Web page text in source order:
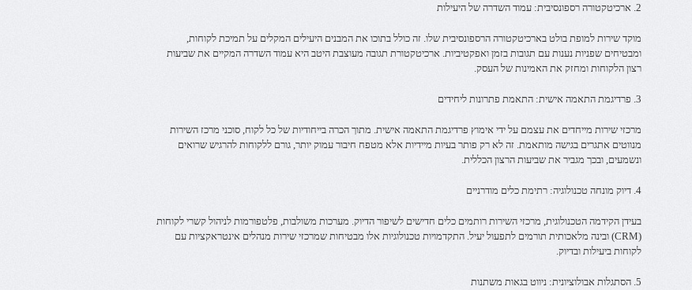
2. ארכיטקטורה רספונסיבית: עמוד השדרה של היעילות
מוקד שירות למופת בולט בארכיטקטורה הרספונסיבית שלו. זה כולל בתוכו את המבנים היעילים המקלים על תמיכת לקוחות,
ומבטיחים שפניות נענות עם תגובות בזמן ואפקטיביות. ארכיטקטורת תגובה מעוצבת היטב היא עמוד השדרה המקיים את שביעות
רצון הלקוחות ומחזק את האמינות של העסק.
3. פרדיגמת התאמה אישית: התאמת פתרונות ליחידים
מרכזי שירות מייחדים את עצמם על ידי אימוץ פרדיגמת התאמה אישית. מתוך הכרה בייחודיות של כל לקוח, סוכני מרכז השירות
מנווטים אתגרים בגישה מותאמת. זה לא רק פותר בעיות מיידיות אלא מטפח חיבור עמוק יותר, גורם ללקוחות להרגיש שרואים
ונשמעים, ובכך מגביר את שביעות הרצון הכללית.
4. דיוק מונחה טכנולוגיה: רתימת כלים מודרניים
בעידן הקידמה הטכנולוגית, מרכזי השירות רותמים כלים חדישים לשיפור הדיוק. מערכות משולבות, פלטפורמות לניהול קשרי לקוחות
(CRM) ובינה מלאכותית תורמים לתפעול יעיל. התקדמויות טכנולוגיות אלו מבטיחות שמרכזי שירות מנהלים אינטראקציות עם
לקוחות ביעילות ובדיוק.
5. הסתגלות אבולוציונית: ניווט בגאות משתנות